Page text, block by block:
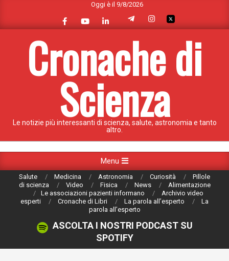
content
Oggi è il 9/8/2026
Cronache di
Scienza
Le notizie più interessanti di scienza, salute, astronomia e tanto
altro.
Navigation
Menu
Salute Medicina Astronomia Curiosità
Pillole
di scienza
Video Fisica News
Alimentazione
Le associazioni pazienti informano
Archivio video
esperti
Cronache di Libri La parola all’esperto
La
parola all’esperto
ASCOLTA I NOSTRI PODCAST SU
SPOTIFY